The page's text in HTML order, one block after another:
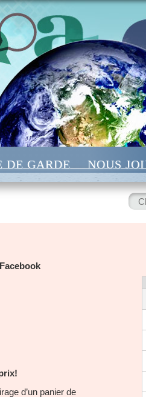
DE GARDE NOUS
:
d’un panier de